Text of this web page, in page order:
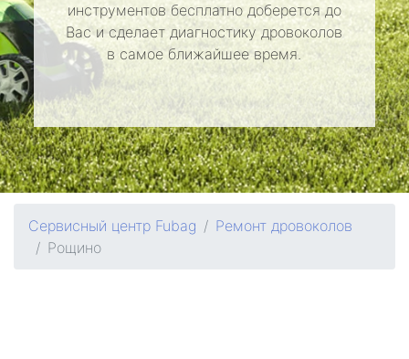
инструментов бесплатно доберется до
Вас и сделает диагностику дровоколов
в самое ближайшее время.
Сервисный центр Fubag
Ремонт дровоколов
Рощино